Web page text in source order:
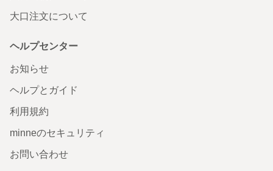
大口注文について
ヘルプセンター
お知らせ
ヘルプとガイド
利用規約
minneのセキュリティ
お問い合わせ